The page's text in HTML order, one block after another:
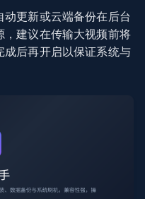
动更新或云端备份在后台
，建议在传输大视频前将
成后再开启以保证系统与